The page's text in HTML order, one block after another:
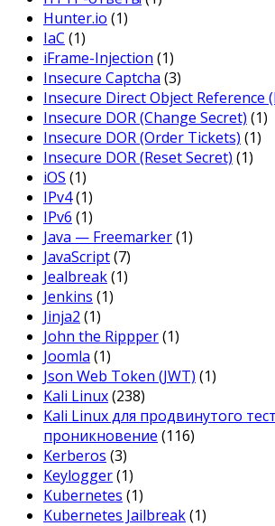
Hunter.io (1)
IaC (1)
iFrame-Injection (1)
Insecure Captcha (3)
Insecure Direct Object Reference
Insecure DOR (Change Secret) (1)
Insecure DOR (Order Tickets) (1)
Insecure DOR (Reset Secret) (1)
iOS (1)
IPv4(1)
IPv6 (1)
Java — Freemarker(1)
JavaScript(7)
Jealbreak(1)
Jenkins (1)
Jinja2 (1)
John the Rippper(1)
Joomla (1)
Json Web Token (JWT) (1)
Kali Linux(238)
Kali Linux для продвинутого
проникновение (116)
Kerberos (3)
Keylogger(1)
Kubernetes (1)
Kubernetes Jailbreak(1)